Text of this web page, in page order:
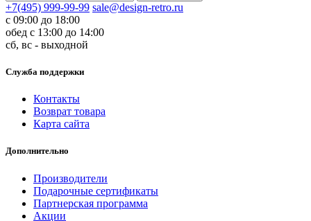
+7(495) 999-99-99 sale@design-retro.ru
с 09:00 до 18:00
обед с 13:00 до 14:00
сб, вс - выходной
Служба поддержки
Контакты
Возврат товара
Карта сайта
Дополнительно
Производители
Подарочные сертификаты
Партнерская программа
Акции